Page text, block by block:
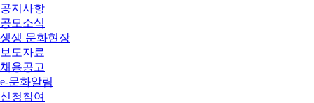
공지사항
공모소식
생생 문화현장
보도자료
채용공고
e-문화알림
신청참여